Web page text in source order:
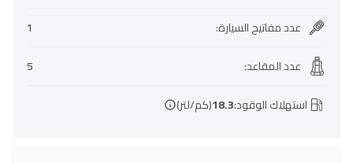
عدد مفاتيح السيارة:
1
عدد المقاعد:
5
استهلاك الوقود:18.3(كم/لتر)